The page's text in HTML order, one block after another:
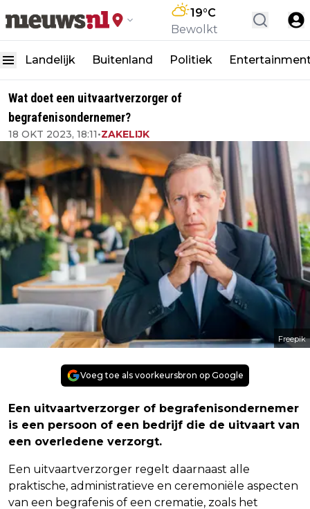
19°C
Bewolkt
Landelijk Buitenland Politiek
Wat doet een uitvaartverzorger of
begrafenisondernemer?
18 OKT 2023, 18:11•ZAKELIJK
Freepik
Voeg toe als voorkeursbron op Google
Een uitvaartverzorger of begrafenisondernemer
is een persoon of een bedrijf die de uitvaart van
een overledene verzorgt.
Een uitvaartverzorger regelt daarnaast alle
praktische, administratieve en ceremoniële aspecten
van een begrafenis of een crematie, zoals het